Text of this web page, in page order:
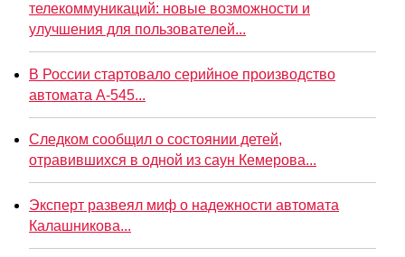
телекоммуникаций: новые возможности и
улучшения для пользователей...
В России стартовало серийное производство
автомата А-545...
Следком сообщил о состоянии детей,
отравившихся в одной из саун Кемерова...
Эксперт развеял миф о надежности автомата
Калашникова...